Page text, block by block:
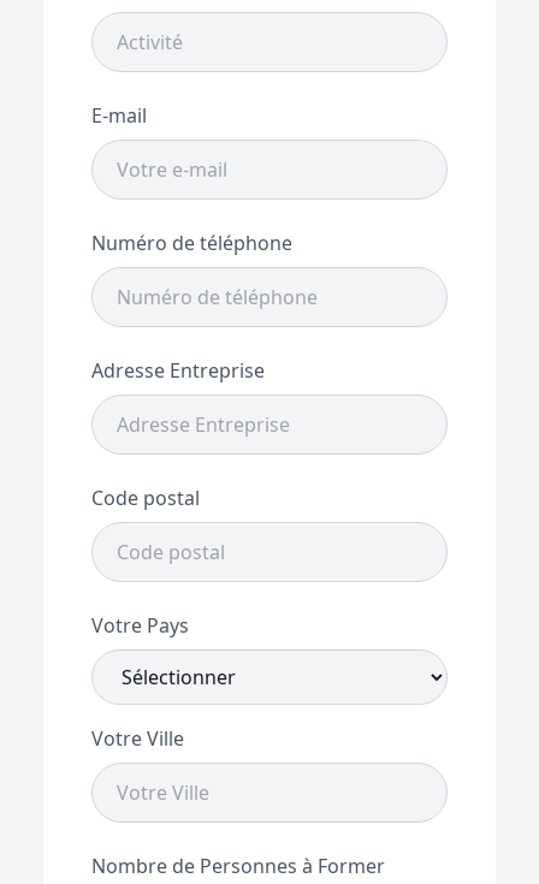
E-mail
Numéro de téléphone
Adresse Entreprise
Code postal
Votre Pays
Votre Ville
Nombre de Personnes à Former